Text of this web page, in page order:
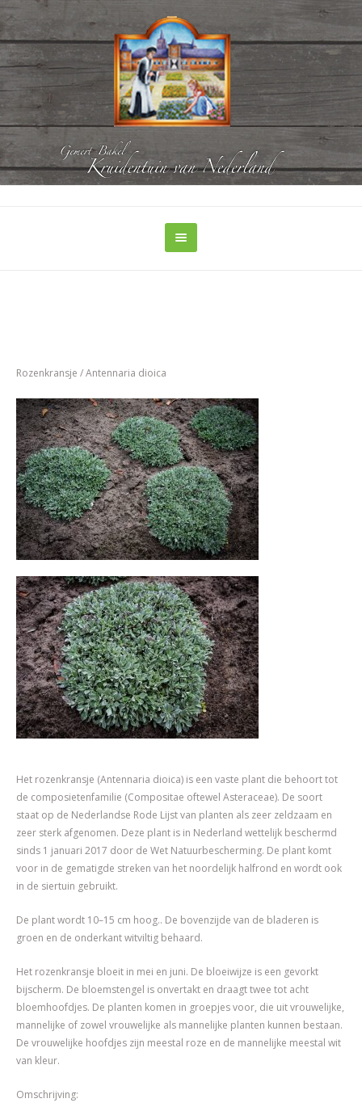
Rozenkransje / Antennaria dioica
Het rozenkransje (Antennaria dioica) is een vaste plant die behoort tot
de composietenfamilie (Compositae oftewel Asteraceae). De soort
staat op de Nederlandse Rode Lijst van planten als zeer zeldzaam en
zeer sterk afgenomen. Deze plant is in Nederland wettelijk beschermd
sinds 1 januari 2017 door de Wet Natuurbescherming. De plant komt
voor in de gematigde streken van het noordelijk halfrond en wordt ook
in de siertuin gebruikt.
De plant wordt 10–15 cm hoog.. De bovenzijde van de bladeren is
groen en de onderkant witviltig behaard.
Het rozenkransje bloeit in mei en juni. De bloeiwijze is een gevorkt
bijscherm. De bloemstengel is onvertakt en draagt twee tot acht
bloemhoofdjes. De planten komen in groepjes voor, die uit vrouwelijke,
mannelijke of zowel vrouwelijke als mannelijke planten kunnen bestaan.
De vrouwelijke hoofdjes zijn meestal roze en de mannelijke meestal wit
van kleur.
Omschrijving: